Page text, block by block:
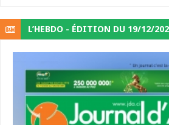
L’HEBDO - ÉDITION DU 19/12/